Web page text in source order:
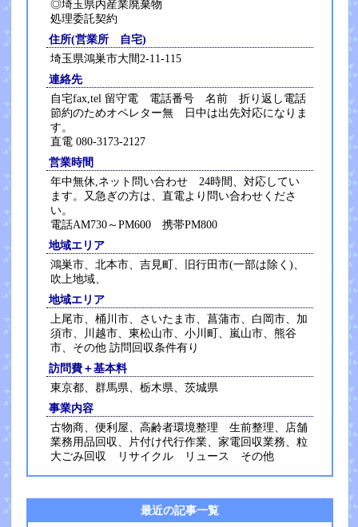
◎埼玉県内産業廃棄物
処理委託契約
住所(営業所 自宅)
埼玉県鴻巣市大間2-11-115
連絡先
自宅fax,tel 留守電 電話番号 名前 折り返し電話
節約のためオペレター無 日中は出先対応になりま
す。
直電 080-3173-2127
営業時間
年中無休,ネット問い合わせ 24時間、対応してい
ます。又急ぎの方は、直電より問い合わせくださ
い。
電話AM730～PM600 携帯PM800
地域エリア
鴻巣市、北本市、吉見町、旧行田市(一部は除く)、
吹上地域、
地域エリア
上尾市、桶川市、さいたま市、菖蒲市、白岡市、加
須市、川越市、東松山市、小川町、嵐山市、熊谷
市、その他 訪問回収条件有り
訪問費＋基本料
東京都、群馬県、栃木県、茨城県
事業内容
古物商、便利屋、高齢者環境整理 生前整理、店舗
業務用品回収、片付け代行作業、家電回収業務、粒
大ごみ回収 リサイクル リュース その他
最近の記事一覧